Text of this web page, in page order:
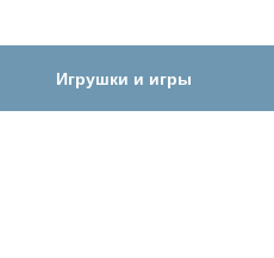
Игрушки и игры